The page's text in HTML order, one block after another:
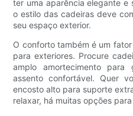
ter uma aparência elegante e
o estilo das cadeiras deve
seu espaço exterior.
O conforto também é um
para exteriores. Procure
amplo amortecimento para
assento confortável. Quer
encosto alto para suporte
relaxar, há muitas opções